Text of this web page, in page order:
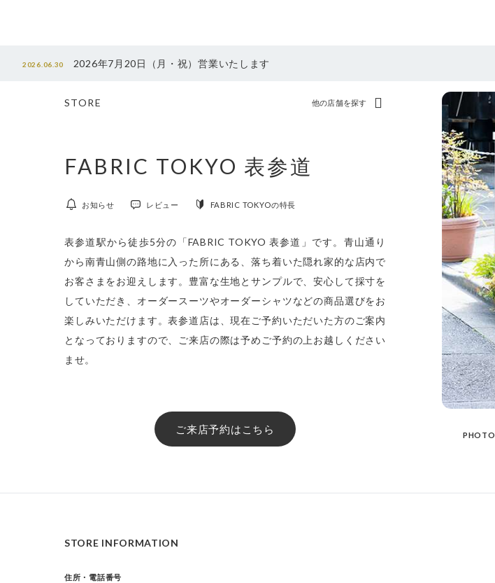
2026.06.30 2026年7月20日（月・祝）営業いたします
STORE 他の店舗を探す
FABRIC TOKYO 表参道
お知らせ レビュー FABRIC TOKYOの特長
表参道駅から徒歩5分の「FABRIC TOKYO 表参道」です。青山通り
から南青山側の路地に入った所にある、落ち着いた隠れ家的な店内で
お客さまをお迎えします。豊富な生地とサンプルで、安心して採寸を
していただき、オーダースーツやオーダーシャツなどの商品選びをお
楽しみいただけます。表参道店は、現在ご予約いただいた方のご案内
となっておりますので、ご来店の際は予めご予約の上お越しください
ませ。
ご来店予約はこちら PHOTO
STORE INFORMATION
住所・電話番号